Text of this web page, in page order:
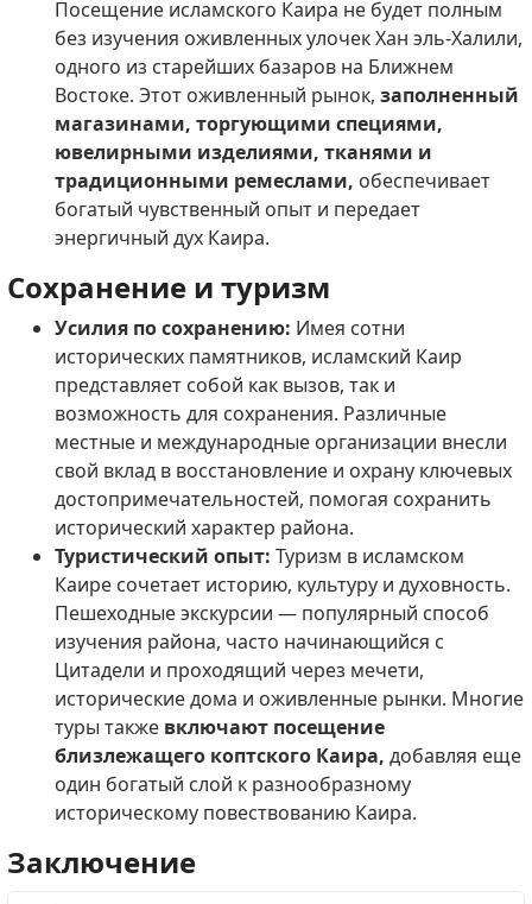
Посещение исламского Каира не будет полным
без изучения оживленных улочек Хан эль-Халили,
одного из старейших базаров на Ближнем
Востоке. Этот оживленный рынок, заполненный
магазинами, торгующими специями,
ювелирными изделиями, тканями и
традиционными ремеслами, обеспечивает
богатый чувственный опыт и передает
энергичный дух Каира.
Сохранение и туризм
Усилия по сохранению: Имея сотни
исторических памятников, исламский Каир
представляет собой как вызов, так и
возможность для сохранения. Различные
местные и международные организации внесли
свой вклад в восстановление и охрану ключевых
достопримечательностей, помогая сохранить
исторический характер района.
Туристический опыт: Туризм в исламском
Каире сочетает историю, культуру и духовность.
Пешеходные экскурсии — популярный способ
изучения района, часто начинающийся с
Цитадели и проходящий через мечети,
исторические дома и оживленные рынки. Многие
туры также включают посещение
близлежащего коптского Каира, добавляя еще
один богатый слой к разнообразному
историческому повествованию Каира.
Заключение